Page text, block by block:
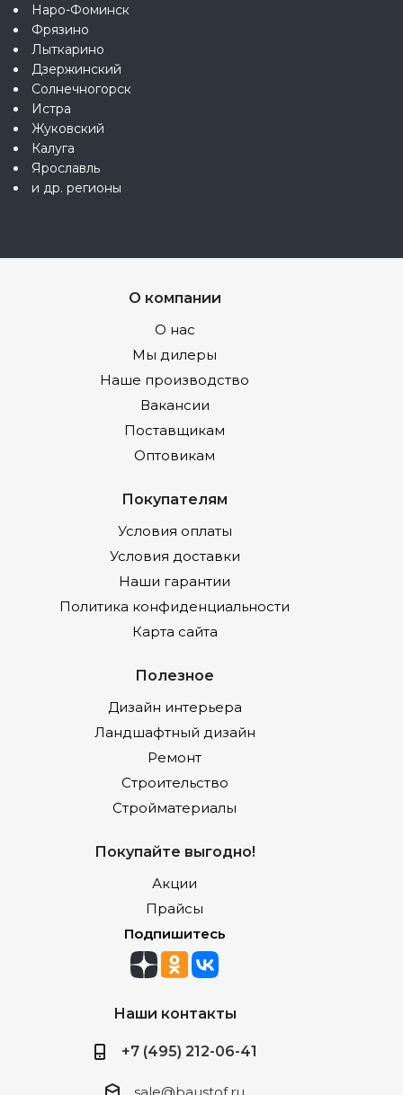
Наро-Фоминск
Фрязино
Лыткарино
Дзержинский
Солнечногорск
Истра
Жуковский
Калуга
Ярославль
и др. регионы
О компании
О нас
Мы дилеры
Наше производство
Вакансии
Поставщикам
Оптовикам
Покупателям
Условия оплаты
Условия доставки
Наши гарантии
Политика конфиденциальности
Карта сайта
Полезное
Дизайн интерьера
Ландшафтный дизайн
Ремонт
Строительство
Стройматериалы
Покупайте выгодно!
Акции
Прайсы
Подпишитесь
Наши контакты
+7 (495) 212-06-41
sale@baustof.ru